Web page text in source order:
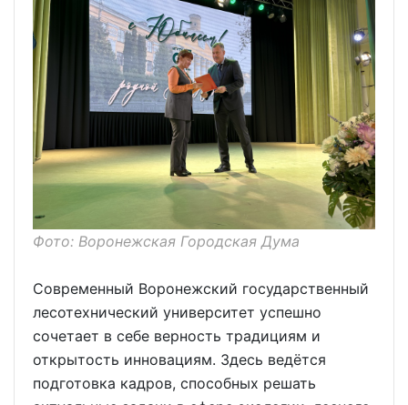
Фото: Воронежская Городская Дума
Современный Воронежский государственный
лесотехнический университет успешно
сочетает в себе верность традициям и
открытость инновациям. Здесь ведётся
подготовка кадров, способных решать